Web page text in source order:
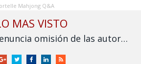
Mahjong Q&A
MAS VISTO
Carla Esparza denuncia omisión de las autoridades por inundación en Nuevo Nayarit
GoogleTwitterFacebookLinkedInRSS